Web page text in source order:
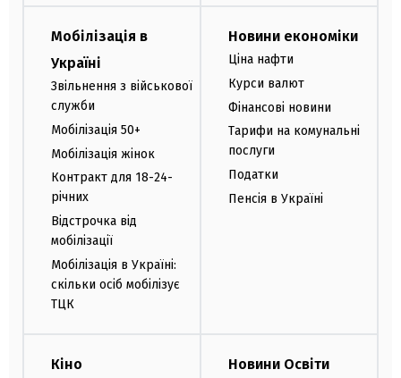
Мобілізація в
Україні
Звільнення з військової
служби
Мобілізація 50+
Мобілізація жінок
Контракт для 18-24-
річних
Відстрочка від
мобілізації
Мобілізація в Україні:
скільки осіб мобілізує
ТЦК
Новини економіки
Ціна нафти
Курси валют
Фінансові новини
Тарифи на комунальні
послуги
Податки
Пенсія в Україні
Кіно Новини Освіти